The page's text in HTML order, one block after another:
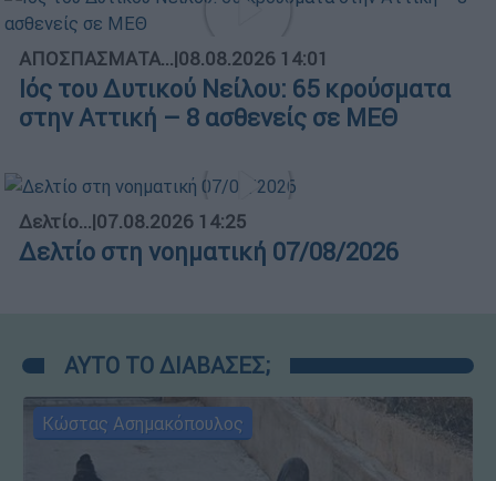
ΑΠΟΣΠΑΣΜΑΤΑ...|08.08.2026 14:01
Ιός του Δυτικού Νείλου: 65 κρούσματα
στην Αττική – 8 ασθενείς σε ΜΕΘ
Δελτίο...|07.08.2026 14:25
Δελτίο στη νοηματική 07/08/2026
ΑΥΤΟ ΤΟ ΔΙΑΒΑΣΕΣ;
Κώστας Ασημακόπουλος